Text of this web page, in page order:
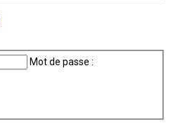
Mot de passe :